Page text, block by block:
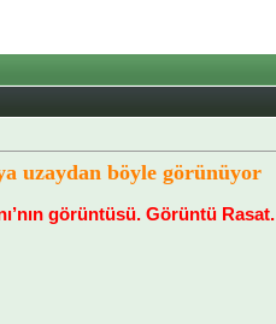
uzaydan böyle görünüyor
görüntüsü. Görüntü Rasat.